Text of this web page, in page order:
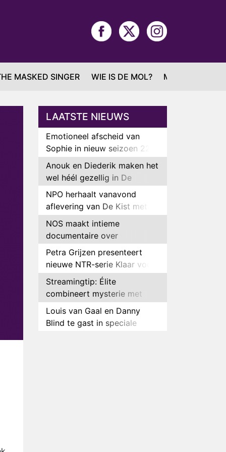
MASKED SINGER WIE IS DE MOL? MAFS
LAATSTE NIEUWS
Emotioneel afscheid van
Sophie in nieuw seizoen 22
Kids and Counting
Anouk en Diederik maken het
wel héél gezellig in De
Bondgenoten
NPO herhaalt vanavond
aflevering van De Kist met
Peter Faber
NOS maakt intieme
documentaire over
hockeyster Yibbi Jansen
Petra Grijzen presenteert
nieuwe NTR-serie Klaar voor
de oorlog
Streamingtip: Élite
combineert mysterie met
romantie
Louis van Gaal en Danny
Blind te gast in speciale